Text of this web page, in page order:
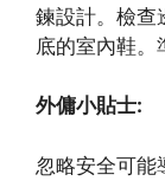
鍊設計。檢查
底的室內鞋。
外傭小貼士:
忽略安全可能